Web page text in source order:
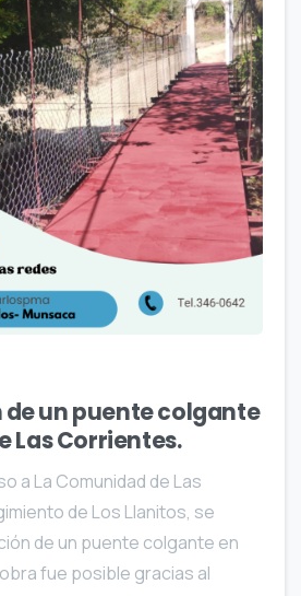
0
un puente colgante
Las Corrientes.
a La Comunidad de Las
de Los Llanitos, se
de un puente colgante en
fue posible gracias al